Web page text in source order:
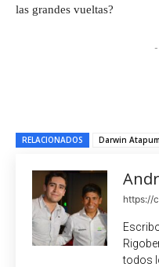
las grandes vueltas?
-
RELACIONADOS Darwin
https://
todos